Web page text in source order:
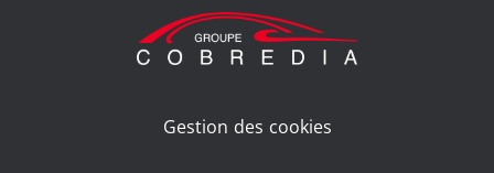
Gestion des cookies